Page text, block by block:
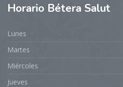
Horario Bétera Salut
Lunes
Martes
Miércoles
Jueves